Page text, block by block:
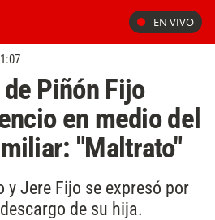
EN VIVO
Piñón Fijo
en medio del
"Maltrato"
y Jere Fijo se expresó por
de su hija.